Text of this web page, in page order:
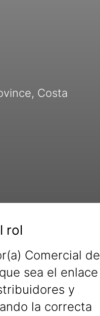
Costa
rol
Comercial de
sea el enlace
y
la correcta